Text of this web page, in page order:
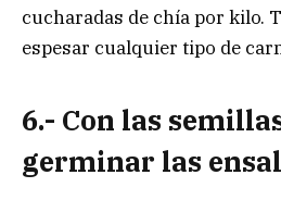
cucharadas de chía por kilo.
espesar cualquier tipo de
6.- Con las
germinar las